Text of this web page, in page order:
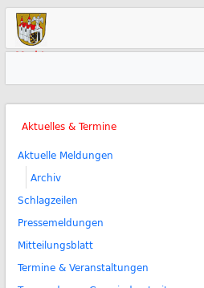
Markt
Aktuelles & Termine
Aktuelle Meldungen
Archiv
Schlagzeilen
Pressemeldungen
Mitteilungsblatt
Termine & Veranstaltungen